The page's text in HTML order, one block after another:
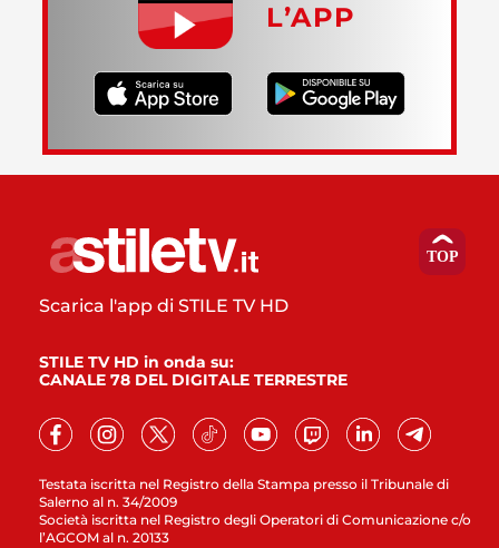
L’APP
Testata iscritta nel Registro della Stampa presso il Tribunale di
Salerno al n. 34/2009
Società iscritta nel Registro degli Operatori di Comunicazione c/o
l’AGCOM al n. 20133
Scarica l'app di STILE TV HD
STILE TV HD in onda su:
CANALE 78 DEL DIGITALE TERRESTRE